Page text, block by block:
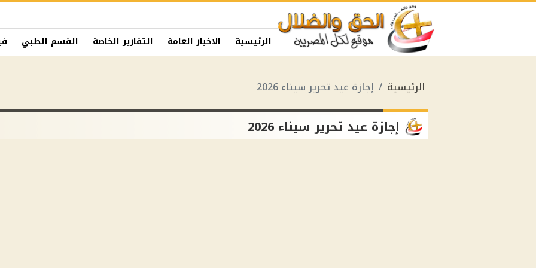
الرئيسية الاخبار العامة التقارير الخاصة القسم الطبي
الرئيسية إجازة عيد تحرير سيناء 2026
إجازة عيد تحرير سيناء 2026